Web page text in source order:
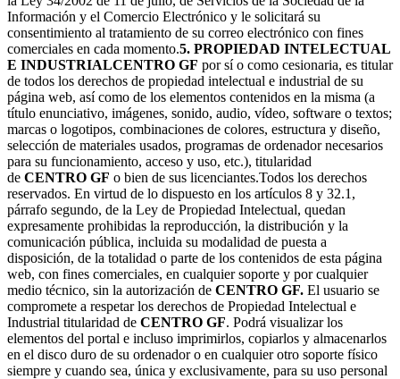
Información y el Comercio Electrónico y le solicitará su
consentimiento al tratamiento de su correo electrónico con fines
comerciales en cada momento.5. PROPIEDAD INTELECTUAL
E INDUSTRIALCENTRO GF por sí o como cesionaria, es titular
de todos los derechos de propiedad intelectual e industrial de su
página web, así como de los elementos contenidos en la misma (a
título enunciativo, imágenes, sonido, audio, vídeo, software o textos;
marcas o logotipos, combinaciones de colores, estructura y diseño,
selección de materiales usados, programas de ordenador necesarios
para su funcionamiento, acceso y uso, etc.), titularidad
de CENTRO GF o bien de sus licenciantes.Todos los derechos
reservados. En virtud de lo dispuesto en los artículos 8 y 32.1,
párrafo segundo, de la Ley de Propiedad Intelectual, quedan
expresamente prohibidas la reproducción, la distribución y la
comunicación pública, incluida su modalidad de puesta a
disposición, de la totalidad o parte de los contenidos de esta página
web, con fines comerciales, en cualquier soporte y por cualquier
medio técnico, sin la autorización de CENTRO GF. El usuario se
compromete a respetar los derechos de Propiedad Intelectual e
Industrial titularidad de CENTRO GF. Podrá visualizar los
elementos del portal e incluso imprimirlos, copiarlos y almacenarlos
en el disco duro de su ordenador o en cualquier otro soporte físico
siempre y cuando sea, única y exclusivamente, para su uso personal